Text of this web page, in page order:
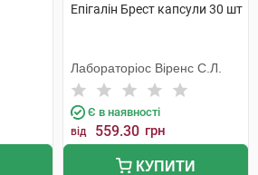
Епігалін Брест капсули 30 шт
Лабораторіос Віренс С.Л.
Є в наявності
від 559.30 грн
КУПИТИ